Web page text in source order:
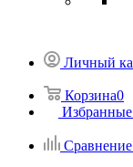
Личный
Корзина0
Сравнение